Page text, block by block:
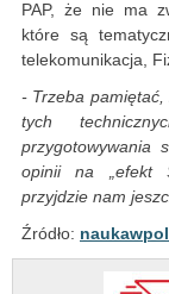
PAP, że nie ma
które są
telekomunikacja,
- Trzeba
tych
opinii na „efekt
przyjdzie nam
Źródło: